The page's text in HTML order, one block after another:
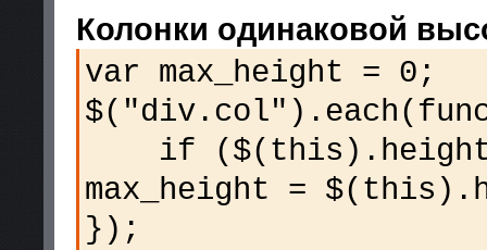
Колонки одинаковой
var max_height = 0;
if ($(this).height()
max_height =
});